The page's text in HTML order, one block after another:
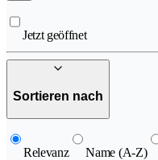
Jetzt geöffnet
Sortieren nach
Relevanz Name (A-Z)